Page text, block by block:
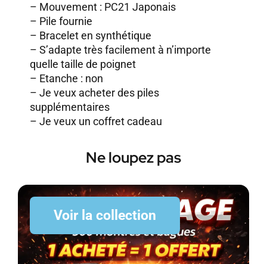
– Mouvement : PC21 Japonais
– Pile fournie
– Bracelet en synthétique
– S’adapte très facilement à n’importe
quelle taille de poignet
– Etanche : non
– Je veux acheter des piles
supplémentaires
– Je veux un coffret cadeau
Ne loupez pas
Voir la collection